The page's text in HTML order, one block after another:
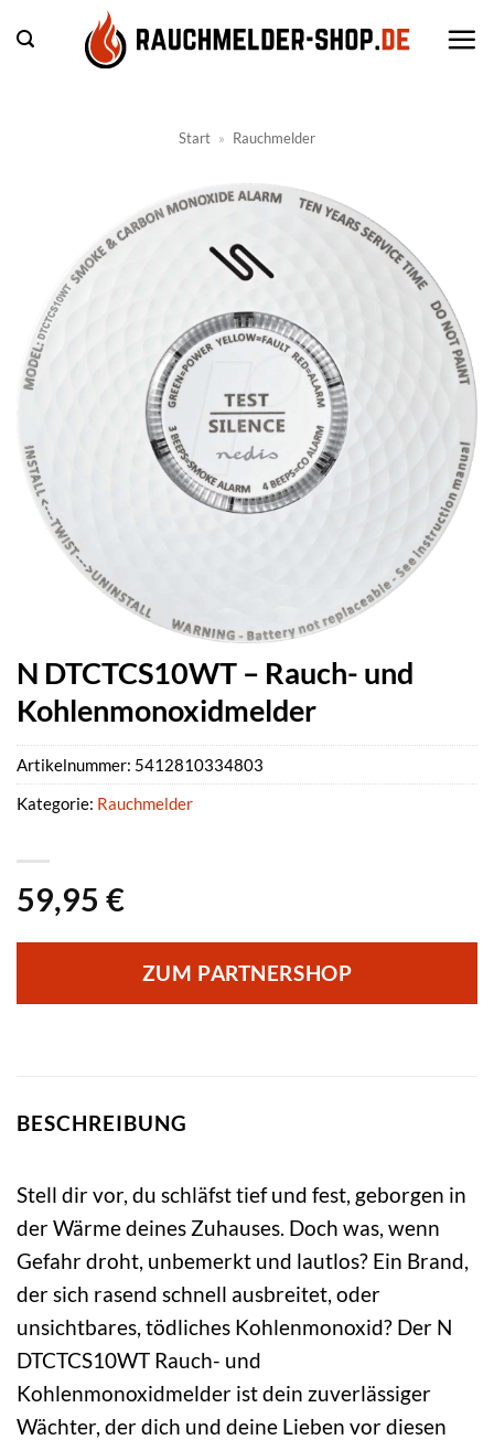
Inhalt
Start » Rauchmelder
N DTCTCS10WT – Rauch- und
Kohlenmonoxidmelder
59,95 €
ZUM PARTNERSHOP
Artikelnummer: 5412810334803
Kategorie: Rauchmelder
BESCHREIBUNG
Stell dir vor, du schläfst tief und fest, geborgen in
der Wärme deines Zuhauses. Doch was, wenn
Gefahr droht, unbemerkt und lautlos? Ein Brand,
der sich rasend schnell ausbreitet, oder
unsichtbares, tödliches Kohlenmonoxid? Der N
DTCTCS10WT Rauch- und
Kohlenmonoxidmelder ist dein zuverlässiger
Wächter, der dich und deine Lieben vor diesen